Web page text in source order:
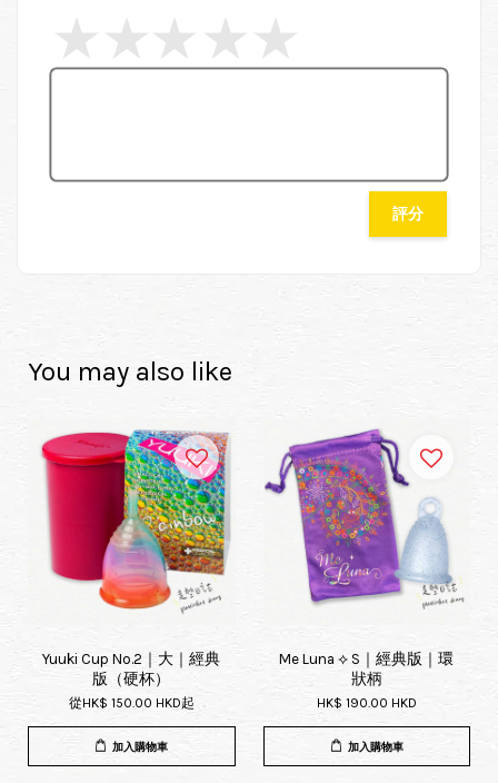
評分
You may also like
Yuuki Cup No.2｜大｜經典
版（硬杯）
從HK$ 150.00 HKD起
加入購物車
Me Luna ⟡ S｜經典版｜環
狀柄
HK$ 190.00 HKD
加入購物車